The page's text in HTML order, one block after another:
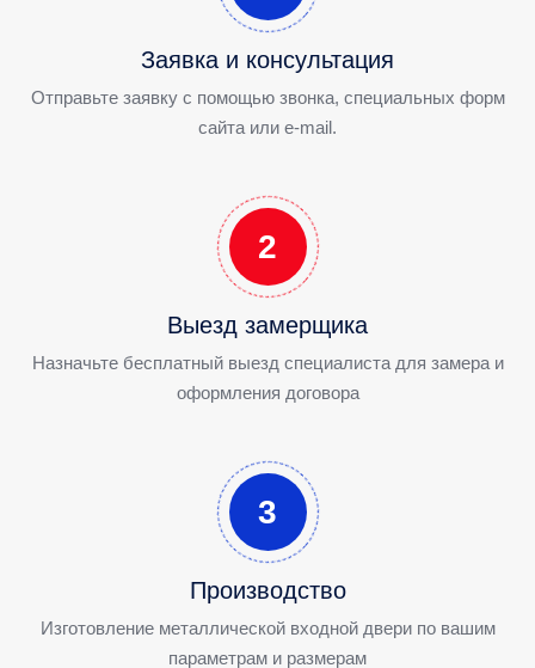
Заявка и консультация
Отправьте заявку с помощью звонка, специальных форм
сайта или e-mail.
2
Выезд замерщика
Назначьте бесплатный выезд специалиста для замера и
оформления договора
3
Производство
Изготовление металлической входной двери по вашим
параметрам и размерам